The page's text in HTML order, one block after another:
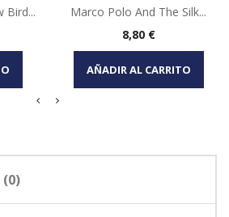
Bird...
Marco Polo And The Silk...
Precio
8,80 €
AÑADIR AL CARRITO